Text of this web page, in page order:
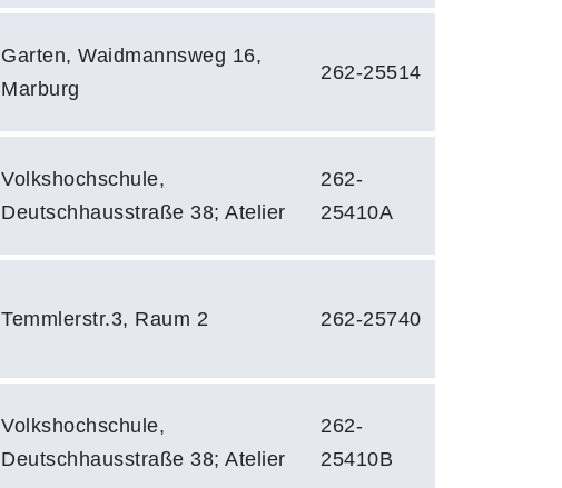
Garten, Waidmannsweg 16,
Marburg
262-25514
Volkshochschule,
Deutschhausstraße 38; Atelier
262-
25410A
Temmlerstr.3, Raum 2 262-25740
Volkshochschule,
Deutschhausstraße 38; Atelier
262-
25410B